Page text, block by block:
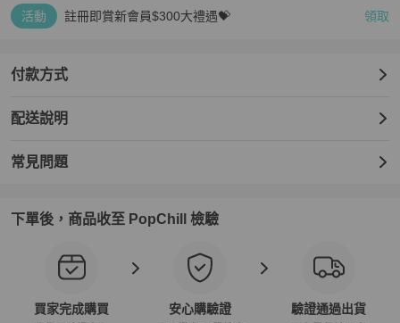
活動 註冊即賞新會員$300大禮遇💝 領取
付款方式
配送說明
常見問題
下單後，商品收至 PopChill 檢驗
買家完成購買 安心購驗證 驗證通過出貨